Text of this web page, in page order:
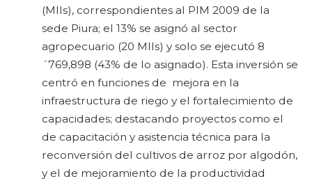
(Mlls), correspondientes al PIM 2009 de la
sede Piura; el 13% se asignó al sector
agropecuario (20 Mlls) y solo se ejecutó 8
´769,898 (43% de lo asignado). Esta inversión se
centró en funciones de mejora en la
infraestructura de riego y el fortalecimiento de
capacidades; destacando proyectos como el
de capacitación y asistencia técnica para la
reconversión del cultivos de arroz por algodón,
y el de mejoramiento de la productividad